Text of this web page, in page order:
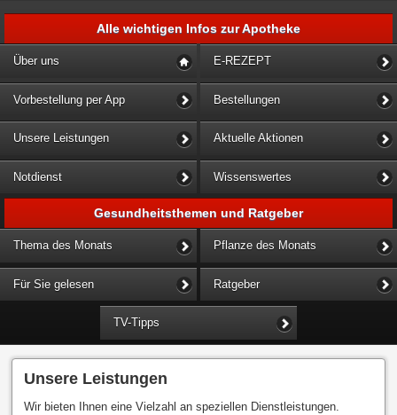
Alle wichtigen Infos zur Apotheke
Über uns E-REZEPT
Vorbestellung per App Bestellungen
Unsere Leistungen Aktuelle Aktionen
Notdienst Wissenswertes
Gesundheitsthemen und Ratgeber
Thema des Monats Pflanze des Monats
Für Sie gelesen Ratgeber
TV-Tipps
Unsere Leistungen
Wir bieten Ihnen eine Vielzahl an speziellen Dienstleistungen.